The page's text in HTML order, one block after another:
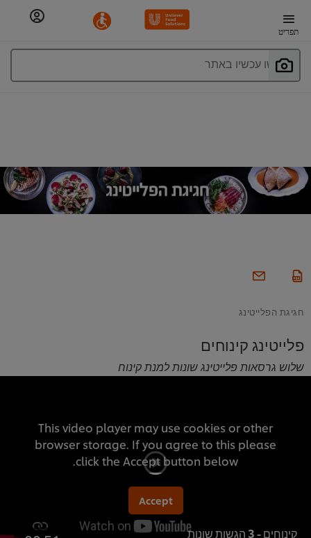
תפריט
חפשו עכשיו באתר
חגיגת הפלייטינג
פלייטינג קינוחים
שלוש גרסאות פלייטינג שונות למנת קינוח
This video player may use cookies or other
browser storage. If you agree to this please
click the Accept button below.
Accept
קינוחים - 3 הגשות שונות